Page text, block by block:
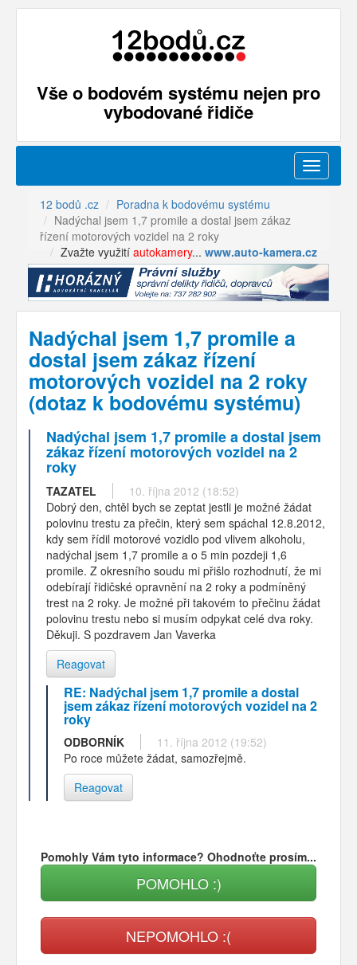
Vše o bodovém systému nejen pro
vybodované řidiče
Menu
12 bodů .cz
Poradna k bodovému systému
Nadýchal jsem 1,7 promile a dostal jsem zákaz
řízení motorových vozidel na 2 roky
Zvažte využití autokamery... www.auto-kamera.cz
Nadýchal jsem 1,7 promile a
dostal jsem zákaz řízení
motorových vozidel na 2 roky
(dotaz k bodovému systému)
Nadýchal jsem 1,7 promile a dostal jsem
zákaz řízení motorových vozidel na 2
roky
TAZATEL
10. října 2012 (18:52)
Dobrý den, chtěl bych se zeptat jestli je možné žádat
polovinu trestu za přečin, který sem spáchal 12.8.2012,
kdy sem řídil motorové vozidlo pod vlivem alkoholu,
nadýchal jsem 1,7 promile a o 5 min pozdeji 1,6
promile. Z okresního soudu mi přišlo rozhodnutí, že mi
odebírají řidičské opravnění na 2 roky a podmíněný
trest na 2 roky. Je možné při takovém to přečinu žádat
polovinu trestu nebo si musím odpykat celé dva roky.
Děkuji. S pozdravem Jan Vaverka
Reagovat
RE: Nadýchal jsem 1,7 promile a dostal
jsem zákaz řízení motorových vozidel na 2
roky
ODBORNÍK
11. října 2012 (19:52)
Po roce můžete žádat, samozřejmě.
Reagovat
Pomohly Vám tyto informace? Ohodnoťte prosím...
POMOHLO :)
NEPOMOHLO :(